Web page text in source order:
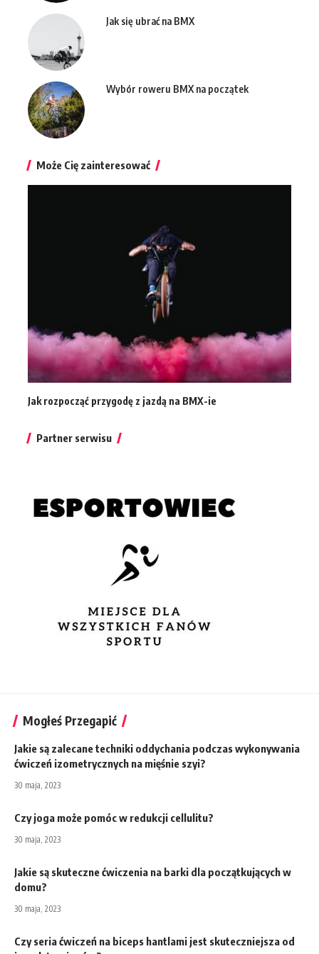
Jak się ubrać na BMX
Wybór roweru BMX na początek
Może Cię zainteresować
Jak rozpocząć przygodę z jazdą na BMX-ie
Partner serwisu
Mogłeś Przegapić
Jakie są zalecane techniki oddychania podczas wykonywania
ćwiczeń izometrycznych na mięśnie szyi?
30 maja, 2023
Czy joga może pomóc w redukcji cellulitu?
30 maja, 2023
Jakie są skuteczne ćwiczenia na barki dla początkujących w
domu?
30 maja, 2023
Czy seria ćwiczeń na biceps hantlami jest skuteczniejsza od